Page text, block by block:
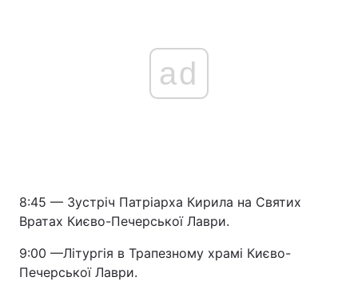
Тема оформлення
ad
8:45 — Зустріч Патріарха Кирила на Святих
Вратах Києво-Печерської Лаври.
9:00 —Літургія в Трапезному храмі Києво-
Печерської Лаври.